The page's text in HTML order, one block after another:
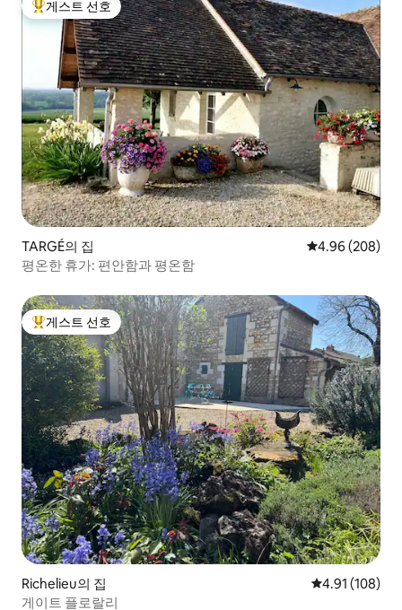
상위 게스트 선호
게스트 선호
TARGÉ의 집 평점 4.96점(5
4.96 (208)
평온한 휴가: 편안함과 평온함
상위 게스트 선호
게스트 선호
Richelieu의 집 평점 4.91점(5
4.91 (108)
게이트 플로랄리